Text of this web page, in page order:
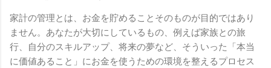
家計の管理とは、お金を貯めることそのものが目的ではあり
ません。あなたが大切にしているもの、例えば家族との旅
行、自分のスキルアップ、将来の夢など、そういった「本当
に価値あること」にお金を使うための環境を整えるプロセス